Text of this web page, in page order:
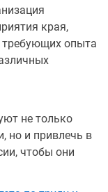
края,
требующих опыта
не только
но и привлечь в
чтобы они